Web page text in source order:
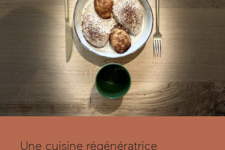
Une cuisine régénératrice